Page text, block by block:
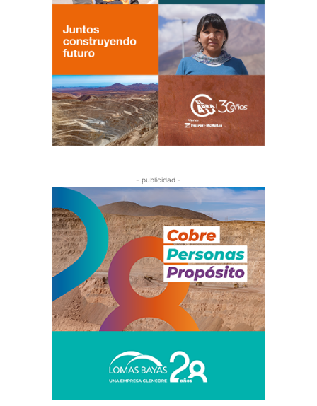
- publicidad -